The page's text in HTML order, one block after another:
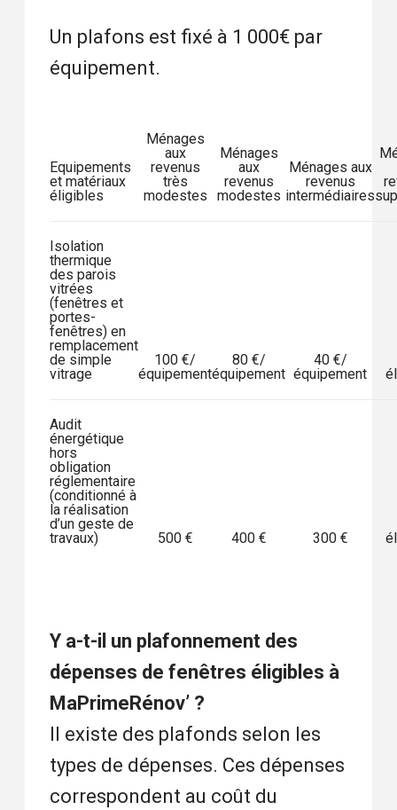
Un plafons est fixé à 1 000€ par
équipement.
Equipements
et matériaux
éligibles
Ménages
aux
revenus
très
modestes
Ménages
aux
revenus
modestes
Ménages aux
revenus
intermédiaires
Isolation
thermique
des parois
vitrées
(fenêtres et
portes-
fenêtres) en
remplacement
de simple
vitrage
100 €/
équipement
80 €/
équipement
40 €/
équipement
Audit
énergétique
hors
obligation
réglementaire
(conditionné à
la réalisation
d’un geste de
travaux)
500 € 400 € 300 €
Y a-t-il un plafonnement des
dépenses de fenêtres éligibles à
MaPrimeRénov’ ?
Il existe des plafonds selon les
types de dépenses. Ces dépenses
correspondent au coût du